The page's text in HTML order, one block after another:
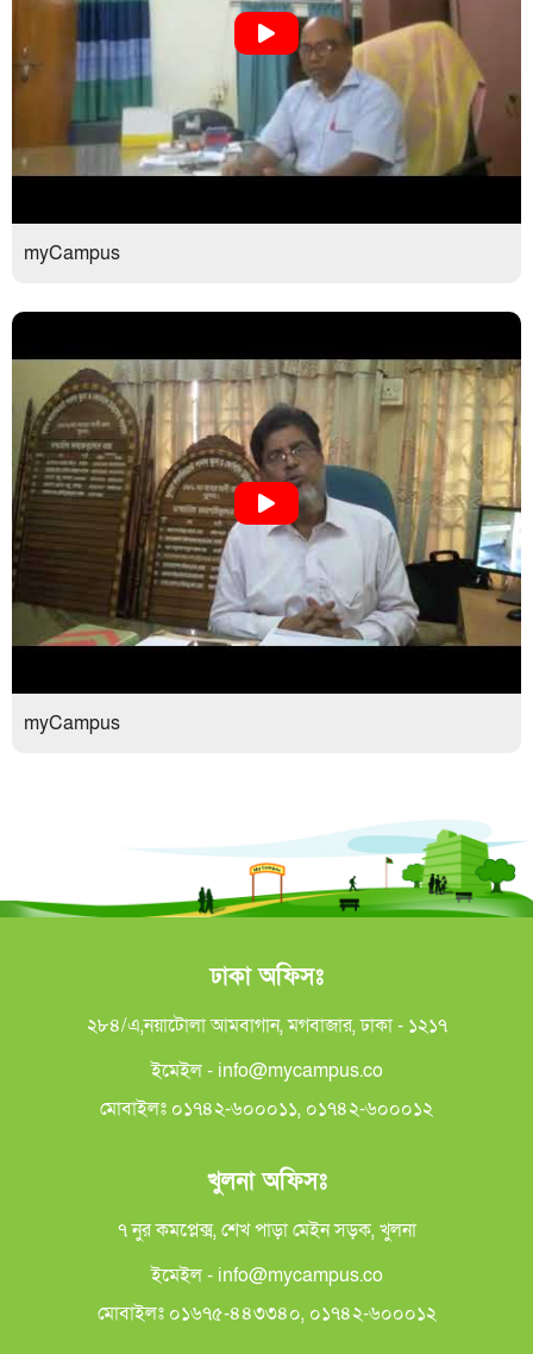
myCampus
myCampus
ঢাকা অফিসঃ
২৮৪/এ,নয়াটোলা আমবাগান, মগবাজার, ঢাকা - ১২১৭
ইমেইল - info@mycampus.co
মোবাইলঃ ০১৭৪২-৬০০০১১, ০১৭৪২-৬০০০১২
খুলনা অফিসঃ
৭ নুর কমপ্লেক্স, শেখ পাড়া মেইন সড়ক, খুলনা
ইমেইল - info@mycampus.co
মোবাইলঃ ০১৬৭৫-৪৪৩৩৪০, ০১৭৪২-৬০০০১২